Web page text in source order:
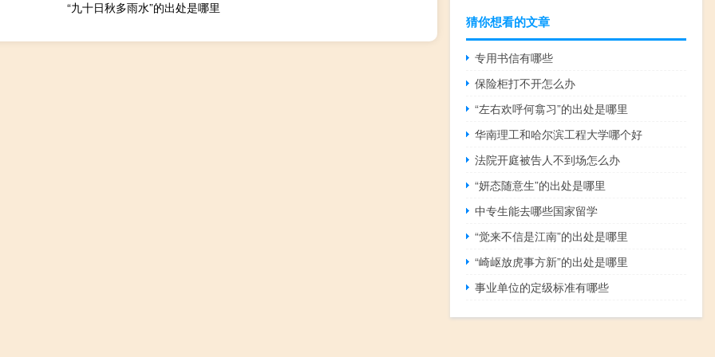
“九十日秋多雨水”的出处是哪里
猜你想看的文章
专用书信有哪些
保险柜打不开怎么办
“左右欢呼何翕习”的出处是哪里
华南理工和哈尔滨工程大学哪个好
法院开庭被告人不到场怎么办
“妍态随意生”的出处是哪里
中专生能去哪些国家留学
“觉来不信是江南”的出处是哪里
“崎岖放虎事方新”的出处是哪里
事业单位的定级标准有哪些